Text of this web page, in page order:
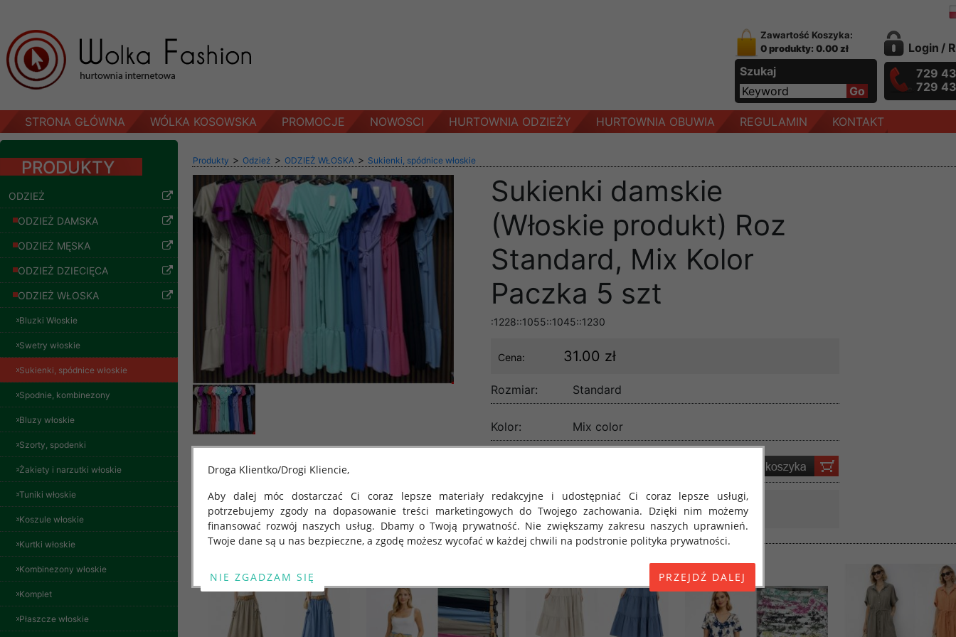
Zawartość Koszyka:
0 produkty: 0.00 zł
Szukaj
Login /
729
729
STRONA GŁÓWNA WÓLKA KOSOWSKA PROMOCJE NOWOSCI HURTOWNIA ODZIEŻY HURTOWNIA OBUWIA REGULAMIN KONTAKT
PRODUKTY
ODZIEŻ
ODZIEŻ DAMSKA
ODZIEŻ MĘSKA
ODZIEŻ DZIECIĘCA
ODZIEŻ WŁOSKA
Bluzki Włoskie
Swetry włoskie
Sukienki, spódnice włoskie
Spodnie, kombinezony
Bluzy włoskie
Szorty, spodenki
Żakiety i narzutki włoskie
Tuniki włoskie
Koszule włoskie
Kurtki włoskie
Kombinezony włoskie
Komplet
Płaszcze włoskie
Spodnie damskie
jeansy Roz 29-36, 1
Kolor Paczka 10 szt
57.00 zł
Produkty > Odzież > ODZIEŻ WŁOSKA > Sukienki, spódnice włoskie
Sukienki damskie
(Włoskie produkt) Roz
Standard, Mix Kolor
Paczka 5 szt
:1228::1055::1045::1230
Cena: 31.00 zł
Rozmiar: Standard
Kolor: Mix color
Inne produkty
Droga Klientko/Drogi Kliencie,
Aby dalej móc dostarczać Ci coraz lepsze materiały redakcyjne i udostępniać Ci coraz lepsze usługi,
potrzebujemy zgody na dopasowanie treści marketingowych do Twojego zachowania. Dzięki nim możemy
finansować rozwój naszych usług. Dbamy o Twoją prywatność. Nie zwiększamy zakresu naszych uprawnień.
Twoje dane są u nas bezpieczne, a zgodę możesz wycofać w każdej chwili na podstronie polityka prywatności.
Od 25 maja 2018 roku obowiązuje Rozporządzenie Parlamentu Europejskiego i Rady (UE) 2016/679 z dnia 27
kwietnia 2016 r. w sprawie ochrony osób fizycznych w związku z przetwarzaniem danych osobowych i w sprawie
swobodnego przepływu takich danych oraz uchylenia dyrektywy 95/46/WE (określane jako "RODO", "ORODO",
"GDPR" lub "Ogólne Rozporządzenie o Ochronie Danych"). W związku z tym chcielibyśmy poinformować Cię o
przetwarzaniu Twoich danych oraz zasadach, na jakich odbywa się to po dniu 25 maja 2018 roku. Poniżej